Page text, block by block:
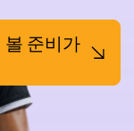
볼 준비가